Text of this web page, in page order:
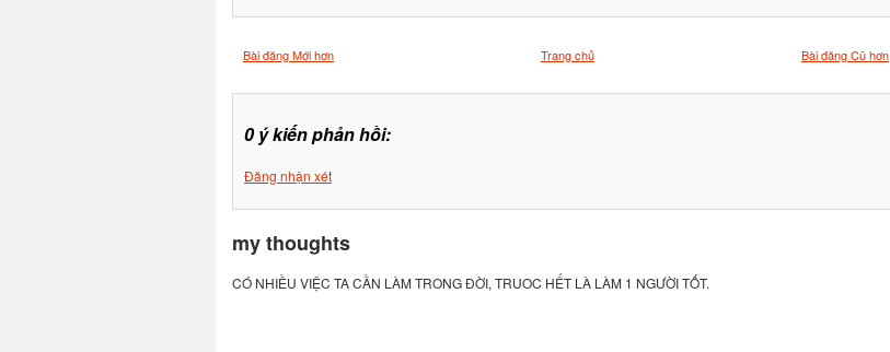
Bài đăng Mới hơn Bài đăng Cũ hơn
Trang chủ
0 ý kiến phản hồi:
Đăng nhận xét
my thoughts
CÓ NHIỀU VIỆC TA CẦN LÀM TRONG ĐỜI, TRUOC HẾT LÀ LÀM 1 NGƯỜI TỐT.